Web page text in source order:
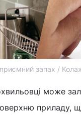
запах /
може
приладу,